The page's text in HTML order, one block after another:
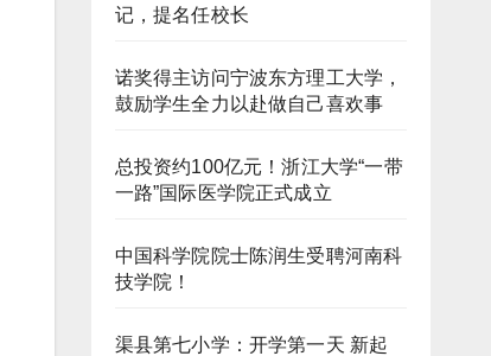
记，提名任校长
诺奖得主访问宁波东方理工大学，
鼓励学生全力以赴做自己喜欢事
总投资约100亿元！浙江大学“一带
一路”国际医学院正式成立
中国科学院院士陈润生受聘河南科
技学院！
渠县第七小学：开学第一天 新起